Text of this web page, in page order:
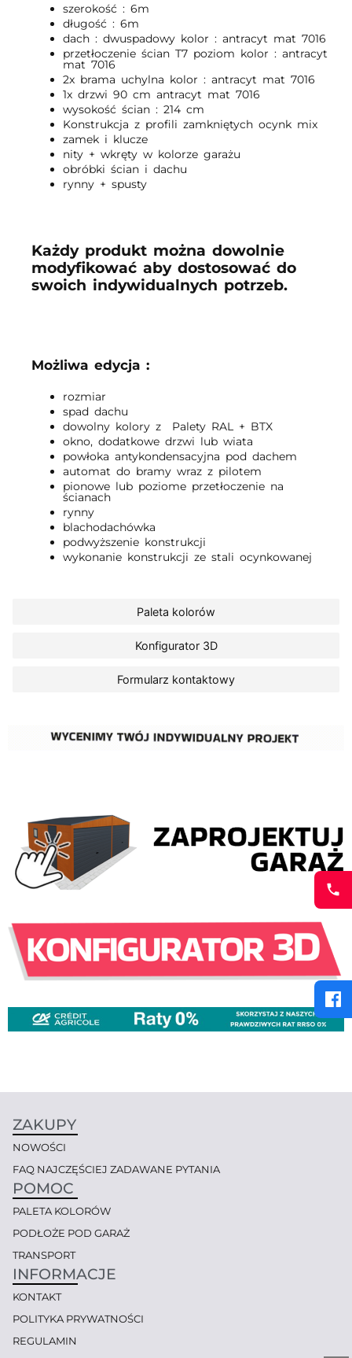
Paleta kolorów
Konfigurator 3D
Formularz kontaktowy
szerokość : 6m
długość : 6m
dach : dwuspadowy kolor : antracyt mat 7016
przetłoczenie ścian T7 poziom kolor : antracyt
mat 7016
2x brama uchylna kolor : antracyt mat 7016
1x drzwi 90 cm antracyt mat 7016
wysokość ścian : 214 cm
Konstrukcja z profili zamkniętych ocynk mix
zamek i klucze
nity + wkręty w kolorze garażu
obróbki ścian i dachu
rynny + spusty
Każdy produkt można dowolnie
modyfikować aby dostosować do
swoich indywidualnych potrzeb.
Możliwa edycja :
rozmiar
spad dachu
dowolny kolory z Palety RAL + BTX
okno, dodatkowe drzwi lub wiata
powłoka antykondensacyjna pod dachem
automat do bramy wraz z pilotem
pionowe lub poziome przetłoczenie na
ścianach
rynny
blachodachówka
podwyższenie konstrukcji
wykonanie konstrukcji ze stali ocynkowanej
ZAKUPY
NOWOŚCI
FAQ NAJCZĘŚCIEJ ZADAWANE PYTANIA
POMOC
PALETA KOLORÓW
PODŁOŻE POD GARAŻ
TRANSPORT
INFORMACJE
KONTAKT
POLITYKA PRYWATNOŚCI
REGULAMIN